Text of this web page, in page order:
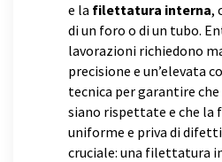
e la filettatura interna,
di un foro o di un tubo.
lavorazioni richiedono
precisione e un’elevata
tecnica per garantire
siano rispettate e che la
uniforme e priva di
cruciale: una filettatura